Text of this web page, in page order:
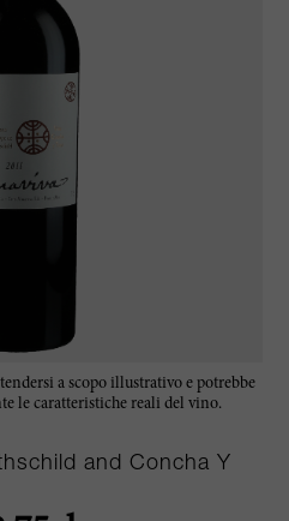
a scopo illustrativo e potrebbe
le caratteristiche reali del vino.
and Concha Y